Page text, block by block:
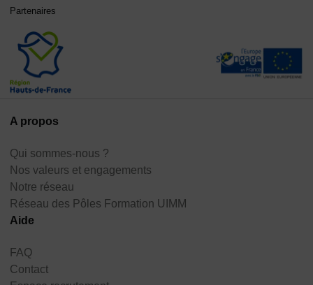
A propos
Qui sommes-nous ?
Nos valeurs et engagements
Notre réseau
Réseau des Pôles Formation UIMM
Aide
FAQ
Contact
Partenaires